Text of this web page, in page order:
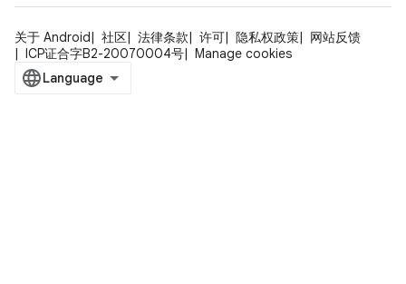
关于 Android 社区 法律条款 许可 隐私权政策
网站反馈
ICP证合字B2-20070004号
Manage cookies